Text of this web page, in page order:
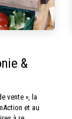
&
vente », la
et au